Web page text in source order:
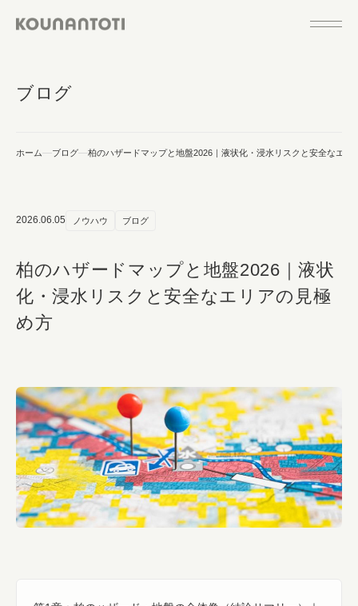
ブログ
ホーム ブログ 柏のハザードマップと地盤2026｜液状化・浸水リスクと安全なエリ
2026.06.05 ノウハウ ブログ
柏のハザードマップと地盤2026｜液状
化・浸水リスクと安全なエリアの見極
め方